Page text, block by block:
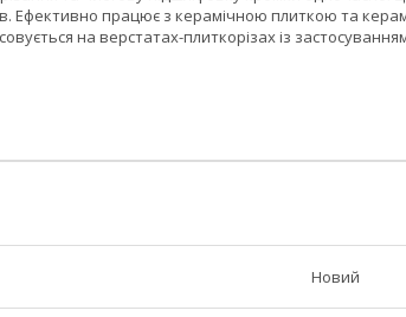
Ефективно працює з керамічною плиткою та
на верстатах-плиткорізах із
Новий